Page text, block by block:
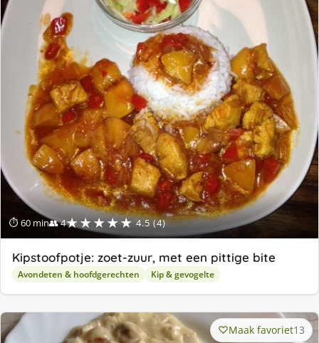
⏱ 60 min👥 4★★★★★ 4.5 (4)
Kipstoofpotje: zoet-zuur, met een pittige bite
Avondeten & hoofdgerechten Kip & gevogelte
Maak favoriet13